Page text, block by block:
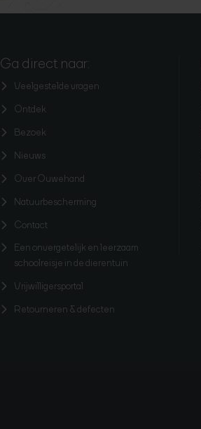
Ga direct naar:
Veelgestelde vragen
Ontdek
Bezoek
Nieuws
Over Ouwehand
Natuurbescherming
Contact
Een onvergetelijk en leerzaam
schoolreisje in de dierentuin
Vrijwilligersportal
Retourneren & defecten